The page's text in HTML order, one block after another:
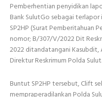
Pemberhentian penyidikan
Bank SulutGo sebagai
SP2HP (Surat Pemberitahuan
nomor; B/307/V/2022 Dit
2022 ditandatangani Kasubdit,
Direktur Reskrimum Polda Sulut.
Buntut SP2HP tersebut, Clift
mempraperadilankan Polda